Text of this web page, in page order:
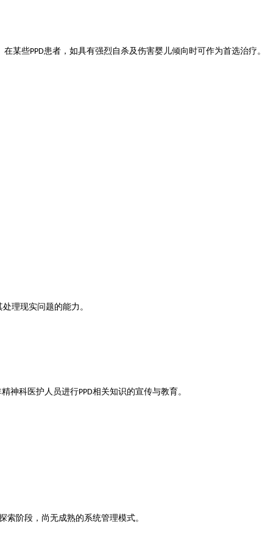
在某些PPD患者，如具有强烈自杀及伤害婴儿倾向时可作为首选治疗。
理现实问题的能力。
神科医护人员进行PPD相关知识的宣传与教育。
索阶段，尚无成熟的系统管理模式。